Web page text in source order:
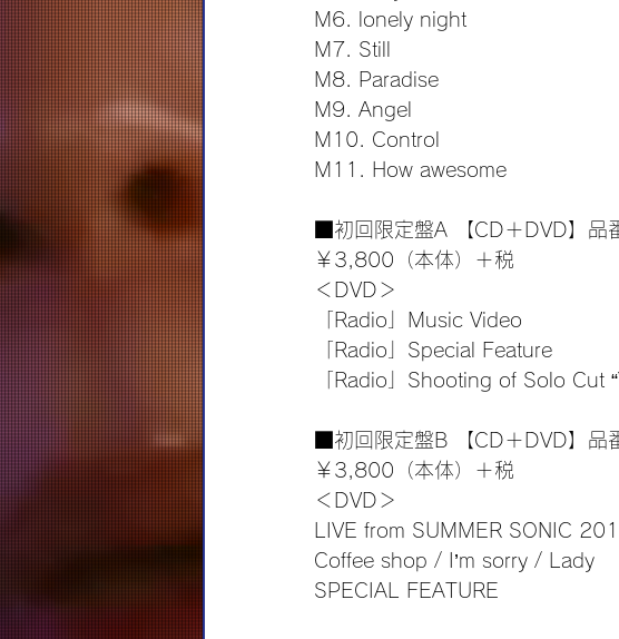
M6. lonely night
M7. Still
M8. Paradise
M9. Angel
M10. Control
M11. How awesome
■初回限定盤A 【CD＋DVD】
￥3,800（本体）＋税
＜DVD＞
「Radio」Music Video
「Radio」Special Feature
「Radio」Shooting of Solo Cut
■初回限定盤B 【CD＋DVD】
￥3,800（本体）＋税
＜DVD＞
LIVE from SUMMER SONIC
Coffee shop / I’m sorry / Lady
SPECIAL FEATURE